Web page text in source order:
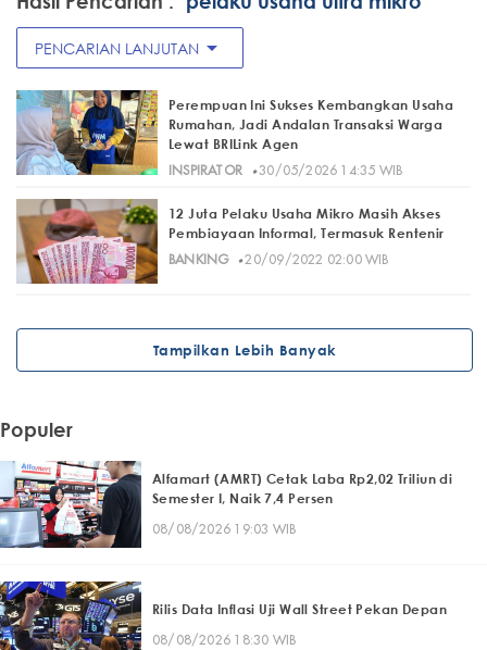
PENCARIAN LANJUTAN arrow_drop_down
Perempuan Ini Sukses Kembangkan Usaha
Rumahan, Jadi Andalan Transaksi Warga
Lewat BRILink Agen
INSPIRATOR
· 30/05/2026 14:35 WIB
12 Juta Pelaku Usaha Mikro Masih Akses
Pembiayaan Informal, Termasuk Rentenir
BANKING· 20/09/2022 02:00 WIB
Tampilkan Lebih Banyak
Populer
Alfamart (AMRT) Cetak Laba Rp2,02 Triliun di
Semester I, Naik 7,4 Persen
08/08/2026 19:03 WIB
Rilis Data Inflasi Uji Wall Street Pekan Depan
08/08/2026 18:30 WIB